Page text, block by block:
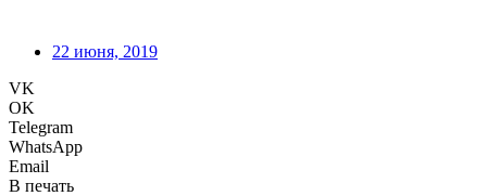
22 июня, 2019
VK
OK
Telegram
WhatsApp
Email
В печать